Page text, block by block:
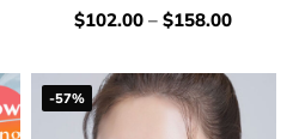
價
錢：
$102.00 – $158.00
-57%